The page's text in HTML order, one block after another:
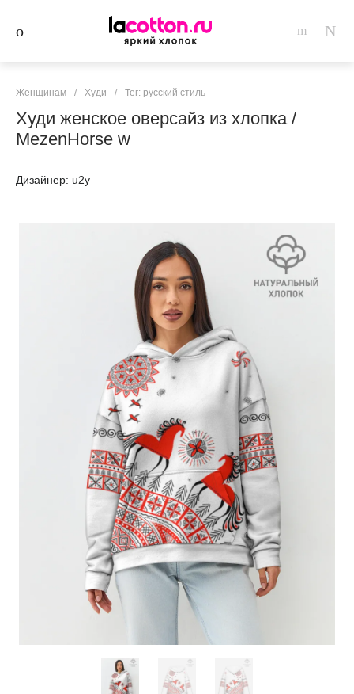
Женщинам / Худи / Тег: русский стиль
Худи женское оверсайз из хлопка /
MezenHorse w
Дизайнер: u2y